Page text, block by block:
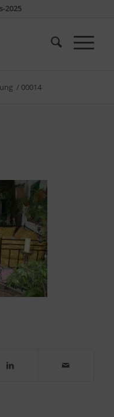
2025
/ 00014